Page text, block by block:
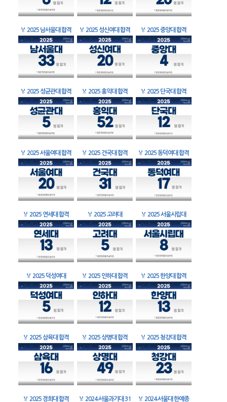
🏅 2025 남서울대 합격 🏅 2025 성신여대 합격 🏅 2025 중앙대 합격
🏅 2025 성균관대 합격 🏅 2025 홍익대 합격 🏅 2025 단국대 합격
🏅 2025 서울여대 합격 🏅 2025 건국대 합격 🏅 2025 동덕여대 합격
🏅 2025 연세대 합격 🏅 2025 고려대 🏅 2025 서울시립대
🏅 2025 덕성여대 🏅 2025 인하대 합격 🏅 2025 한양대 합격
🏅 2025 삼육대 합격 🏅 2025 상명대 합격 🏅 2025 청강대 합격
🏅 2025 경희대 합격 🏅 2024 서울과기대 31
🏅 2024 서울대 한예종